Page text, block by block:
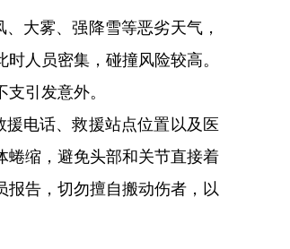
大雾、强降雪等恶劣天气，
人员密集，碰撞风险较高。
引发意外。
电话、救援站点位置以及医
蜷缩，避免头部和关节直接着
报告，切勿擅自搬动伤者，以